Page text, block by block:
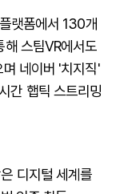
랫폼에서 130개
해 스팀VR에서도
네이버 '치지직'
간 햅틱 스트리밍
디지털 세계를